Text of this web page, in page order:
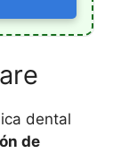
dental
de